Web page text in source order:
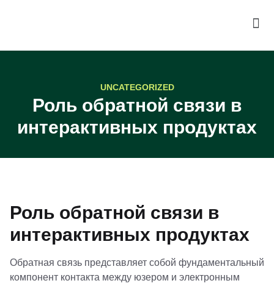
UNCATEGORIZED
Роль обратной связи в
интерактивных продуктах
Роль обратной связи в
интерактивных продуктах
Обратная связь представляет собой фундаментальный
компонент контакта между юзером и электронным